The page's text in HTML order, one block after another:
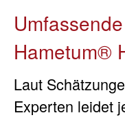
Hametum®
Laut
Experten leidet